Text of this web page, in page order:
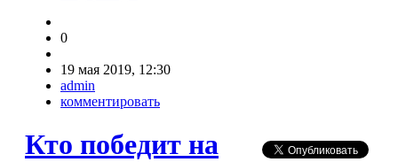
0
19 мая 2019, 12:30
admin
комментировать
Кто победит на